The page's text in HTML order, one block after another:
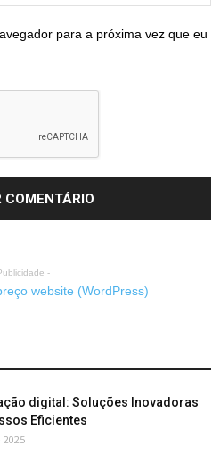
para a próxima vez que eu
-
digital: Soluções Inovadoras
Eficientes